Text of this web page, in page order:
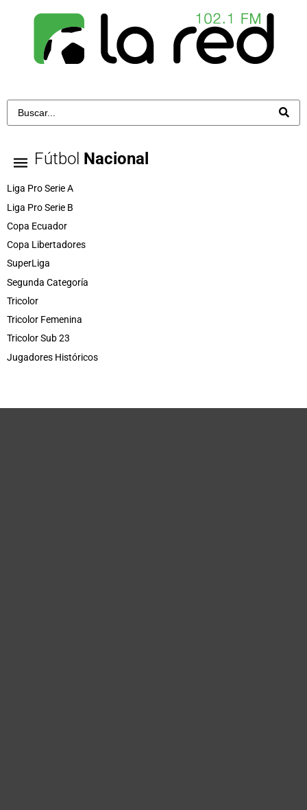
Fútbol Nacional
Liga Pro Serie A
Liga Pro Serie B
Copa Ecuador
Copa Libertadores
SuperLiga
Segunda Categoría
Tricolor
Tricolor Femenina
Tricolor Sub 23
Jugadores Históricos